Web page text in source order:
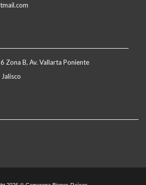
Zona B, Av. Vallarta Poniente